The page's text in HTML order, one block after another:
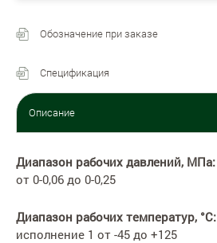
Описание
Обозначение при заказе
Спецификация
Диапазон рабочих давлений, МПа:
от 0-0,06 до 0-0,25
Диапазон рабочих температур, °С:
исполнение 1 от -45 до +125